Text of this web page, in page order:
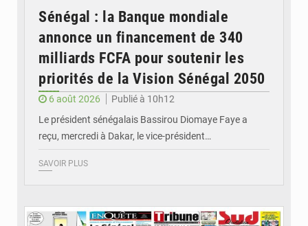
Sénégal : la Banque mondiale
annonce un financement de 340
milliards FCFA pour soutenir les
priorités de la Vision Sénégal 2050
6 août 2026
Publié à 10h12
Le président sénégalais Bassirou Diomaye Faye a
reçu, mercredi à Dakar, le vice-président…
SAVOIR PLUS